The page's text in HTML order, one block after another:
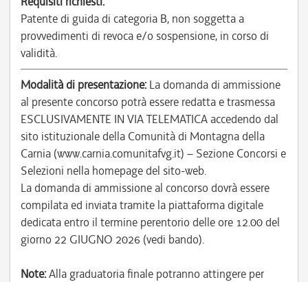
Patente di guida di categoria B, non soggetta a
provvedimenti di revoca e/o sospensione, in corso di
validità.
Modalità di presentazione: La domanda di ammissione
al presente concorso potrà essere redatta e trasmessa
ESCLUSIVAMENTE IN VIA TELEMATICA accedendo dal
sito istituzionale della Comunità di Montagna della
Carnia (www.carnia.comunitafvg.it) – Sezione Concorsi e
Selezioni nella homepage del sito-web.
La domanda di ammissione al concorso dovrà essere
compilata ed inviata tramite la piattaforma digitale
dedicata entro il termine perentorio delle ore 12.00 del
giorno 22 GIUGNO 2026 (vedi bando).
Note:Alla graduatoria finale potranno attingere per